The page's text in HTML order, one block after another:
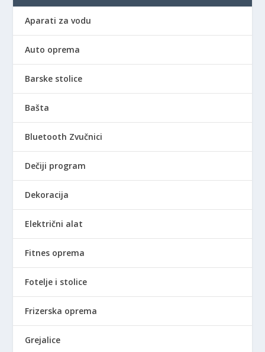
Aparati za vodu
Auto oprema
Barske stolice
Bašta
Bluetooth Zvučnici
Dečiji program
Dekoracija
Električni alat
Fitnes oprema
Fotelje i stolice
Frizerska oprema
Grejalice